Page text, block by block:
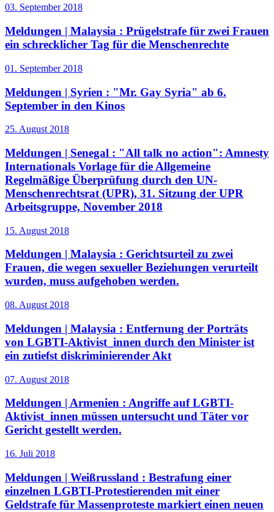
03. September 2018
Meldungen | Malaysia : Prügelstrafe für zwei Frauen
ein schrecklicher Tag für die Menschenrechte
01. September 2018
Meldungen | Syrien : "Mr. Gay Syria" ab 6.
September in den Kinos
25. August 2018
Meldungen | Senegal : "All talk no action": Amnesty
Internationals Vorlage für die Allgemeine
Regelmäßige Überprüfung durch den UN-
Menschenrechtsrat (UPR), 31. Sitzung der UPR
Arbeitsgruppe, November 2018
15. August 2018
Meldungen | Malaysia : Gerichtsurteil zu zwei
Frauen, die wegen sexueller Beziehungen verurteilt
wurden, muss aufgehoben werden.
08. August 2018
Meldungen | Malaysia : Entfernung der Porträts
von LGBTI-Aktivist_innen durch den Minister ist
ein zutiefst diskriminierender Akt
07. August 2018
Meldungen | Armenien : Angriffe auf LGBTI-
Aktivist_innen müssen untersucht und Täter vor
Gericht gestellt werden.
16. Juli 2018
Meldungen | Weißrussland : Bestrafung einer
einzelnen LGBTI-Protestierenden mit einer
Geldstrafe für Massenproteste markiert einen neuen